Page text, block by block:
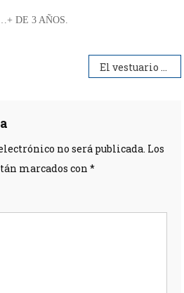
DE 3 AÑOS.
El vestuario infantil
no será publicada. Los
marcados con*